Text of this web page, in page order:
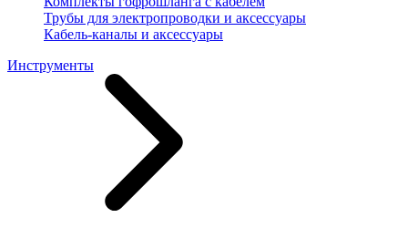
Трубы для электропроводки и аксессуары
Кабель-каналы и аксессуары
Инструменты